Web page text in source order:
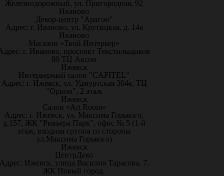
Железнодорожный, ул. Пригородная, 92
Иваново
Декор-центр "Арагон"
Адрес: г. Иваново, ул. Крутицкая, д. 14а
Иваново
Магазин «Твой Интерьер»
г. Иваново, проспект Текстильщиков
80 ТЦ Аксон
Ижевск
Интерьерный салон "CAPITEL"
Адрес: г. Ижевск, ул. Удмуртская 304е, ТЦ
"Орион", 2 этаж
Ижевск
Салон «Art Room»
Адрес: г. Ижевск, ул. Максима Горького,
д.157, ЖК "Ривьера Парк", офис № 5 (1-й
этаж, входная группа со стороны
ул.Максима Горького)
Ижевск
ЦентрДеко
Ижевск, улица Василия Тарасова, 7,
ЖК Новый город.